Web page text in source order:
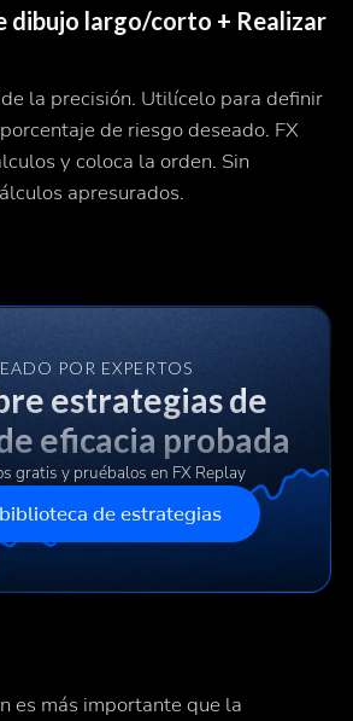
dibujo largo/corto + Realizar
la precisión. Utilícelo para definir
de riesgo deseado. FX
y coloca la orden. Sin
apresurados.
POR EXPERTOS
estrategias de
eficacia probada
gratis y pruébalos en FX Replay
de estrategias
es más importante que la